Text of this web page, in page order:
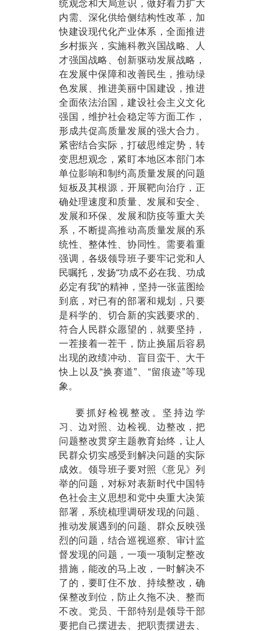
统观念和大局意识，做好着力扩大
内需、深化供给侧结构性改革，加
快建设现代化产业体系，全面推进
乡村振兴，实施科教兴国战略、人
才强国战略、创新驱动发展战略，
在发展中保障和改善民生，推动绿
色发展、推进美丽中国建设，推进
全面依法治国，建设社会主义文化
强国，维护社会稳定等方面工作，
形成共促高质量发展的强大合力。
紧密结合实际，打破思维定势，转
变思想观念，紧盯本地区本部门本
单位影响和制约高质量发展的问题
短板及其根源，开展靶向治疗，正
确处理速度和质量、发展和安全、
发展和环保、发展和防疫等重大关
系，不断提高推动高质量发展的系
统性、整体性、协同性。需要着重
强调，各级领导班子要牢记党和人
民嘱托，发扬“功成不必在我、功成
必定有我”的精神，坚持一张蓝图绘
到底，对已有的部署和规划，只要
是科学的、切合新的实践要求的、
符合人民群众愿望的，就要坚持，
一茬接着一茬干，防止换届后容易
出现的政绩冲动、盲目蛮干、大干
快上以及“换赛道”、“留痕迹”等现
象。
要抓好检视整改。坚持边学
习、边对照、边检视、边整改，把
问题整改贯穿主题教育始终，让人
民群众切实感受到解决问题的实际
成效。领导班子要对照《意见》列
举的问题，对标对表新时代中国特
色社会主义思想和党中央重大决策
部署，系统梳理调研发现的问题、
推动发展遇到的问题、群众反映强
烈的问题，结合巡视巡察、审计监
督发现的问题，一项一项制定整改
措施，能改的马上改，一时解决不
了的，要盯住不放、持续整改，确
保整改到位，防止久拖不决、整而
不改。党员、干部特别是领导干部
要把自己摆进去、把职责摆进去、